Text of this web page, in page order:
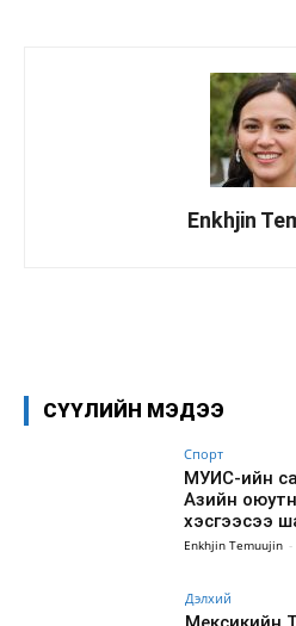
Enkhjin
СҮҮЛИЙН МЭДЭЭ
Спорт
МУИС-ийн
Азийн
хэсгээсээ
Enkhjin Temuujin -
Дэлхий